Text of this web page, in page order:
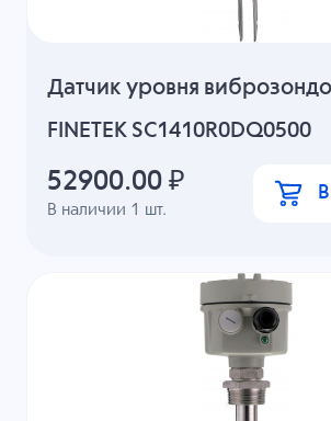
Датчик уровня
FINETEK SC1410R0DQ0500
В наличии 1 шт.
52900.00 ₽